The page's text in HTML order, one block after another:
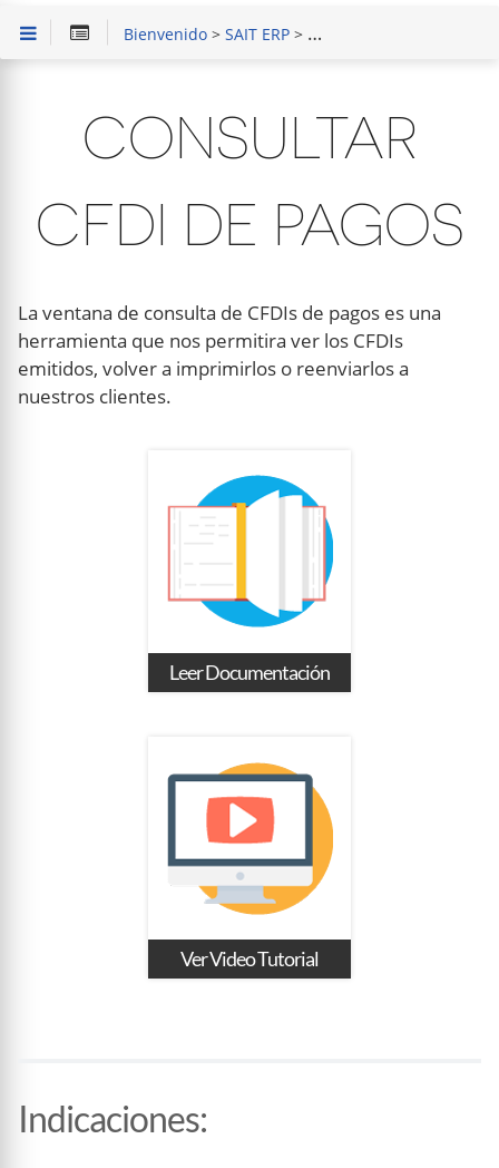
Bienvenido> SAIT ERP> Capacitación en Módulo
CONSULTAR
CFDI DE PAGOS
La ventana de consulta de CFDIs de pagos es una
herramienta que nos permitira ver los CFDIs
emitidos, volver a imprimirlos o reenviarlos a
nuestros clientes.
Leer Documentación
Ver Video Tutorial
Indicaciones: